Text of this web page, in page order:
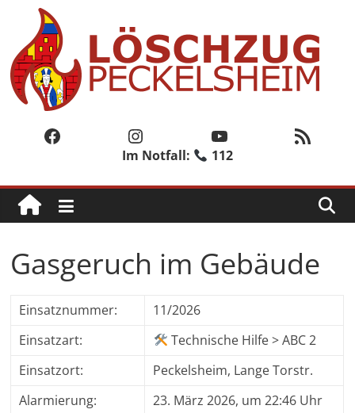
springen
Löschzug
Peckelsheim
Löschzug
der
Feuerwehr
der
Willebadessen
Facebook Instagram YouTube RSS-Feed
Im Notfall: 112
Gasgeruch im Gebäude
Einsatznummer:
11/2026
Einsatzart:
Technische Hilfe > ABC 2
Einsatzort:
Peckelsheim, Lange Torstr.
Alarmierung:
23. März 2026, um 22:46 Uhr